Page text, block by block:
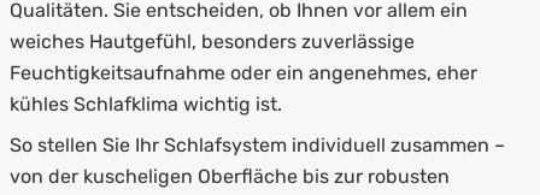
Qualitäten. Sie entscheiden, ob Ihnen vor allem ein
weiches Hautgefühl, besonders zuverlässige
Feuchtigkeitsaufnahme oder ein angenehmes, eher
kühles Schlafklima wichtig ist.
So stellen Sie Ihr Schlafsystem individuell zusammen –
von der kuscheligen Oberfläche bis zur robusten